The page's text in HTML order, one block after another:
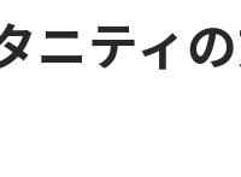
ニティ